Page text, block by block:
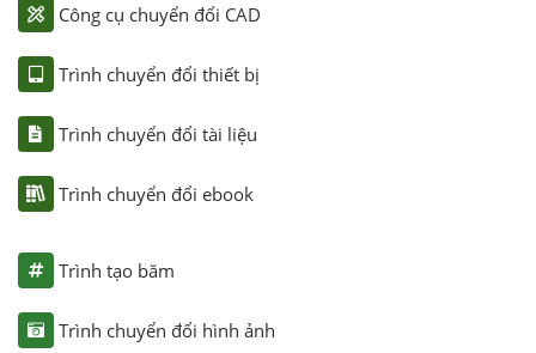
Công cụ chuyển đổi CAD
Trình chuyển đổi thiết bị
Trình chuyển đổi tài liệu
Trình chuyển đổi ebook
Trình tạo băm
Trình chuyển đổi hình ảnh